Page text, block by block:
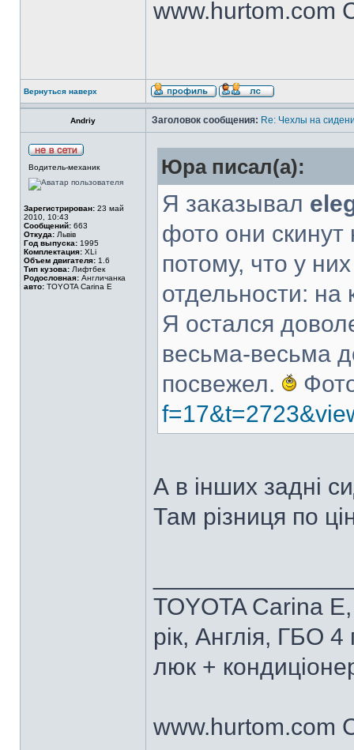
www.hurtom.com
Вернуться наверх
Andriy Заголовок сообщения: Re: Чехлы на
Водитель-механик
Зарегистрирован: 23 май
2010, 10:43
Сообщений: 663
Откуда: Львів
Год выпуска: 1995
Комплектация: XLi
Объем двигателя: 1.6
Тип кузова: Лифтбек
Родословная: Англичанка
авто: TOYOTA Carina E
Юра писал(а):
Я заказывал
фото они
потому, что у
отдельности: на
Я остался
весьма-весьма
посвежел.
А в інших задні
Там різниця по
TOYOTA Carina
рік, Англія, ГБО
люк +
www.hurtom.com